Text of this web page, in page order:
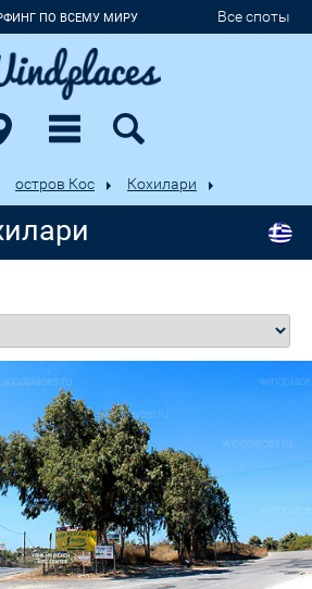
ПО ВСЕМУ МИРУ Все споты
остров Кос Кохилари